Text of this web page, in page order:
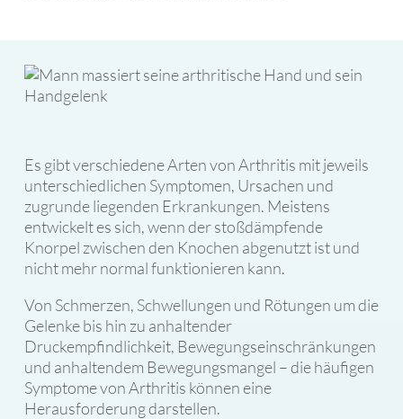
Es gibt verschiedene Arten von Arthritis mit jeweils
unterschiedlichen Symptomen, Ursachen und
zugrunde liegenden Erkrankungen. Meistens
entwickelt es sich, wenn der stoßdämpfende
Knorpel zwischen den Knochen abgenutzt ist und
nicht mehr normal funktionieren kann.
Von Schmerzen, Schwellungen und Rötungen um die
Gelenke bis hin zu anhaltender
Druckempfindlichkeit, Bewegungseinschränkungen
und anhaltendem Bewegungsmangel – die häufigen
Symptome von Arthritis können eine
Herausforderung darstellen.